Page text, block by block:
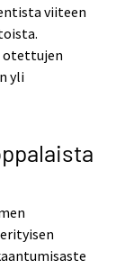
viiteen
otettujen
yli